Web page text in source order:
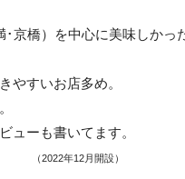
･京橋）を中心に美味しかっ
やすいお店多め。
ューも書いてます。
（2022年12月開設）